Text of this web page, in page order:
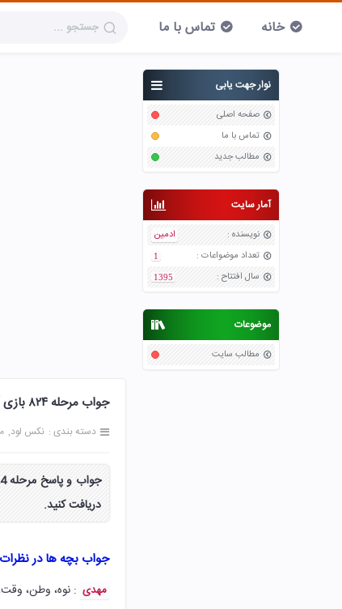
خانه تماس با ما
نوار جهت یابی
صفحه اصلی
تماس با ما
مطالب جدید
آمار سایت
نویسنده :
ادمین
تعداد موضواعات :
1
سال افتتاح :
1395
موضوعات
مطالب سایت
جواب مرحله ۸۲۴ بازی آمیرزا 824 هشتصد و بیست و چهار پاسخ
دسته بندی : نکس لود
دریافت کنید.
جواب بچه ها در
مهدی : نوه، وطن، وقت،